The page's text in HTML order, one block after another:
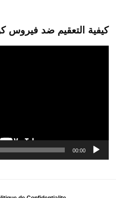
كيفية التعقيم ضد فيروس
00:00